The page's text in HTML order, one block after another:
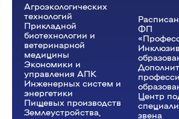
Агроэкологических
технологий
Прикладной
биотехнологии и
ветеринарной
медицины
Экономики и
управления АПК
Инженерных систем и
энергетики
Пищевых производств
Землеустройства,
ФП
Центр
звена